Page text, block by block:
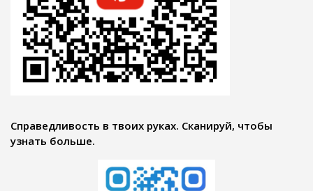
Справедливость в твоих руках. Сканируй, чтобы
узнать больше.